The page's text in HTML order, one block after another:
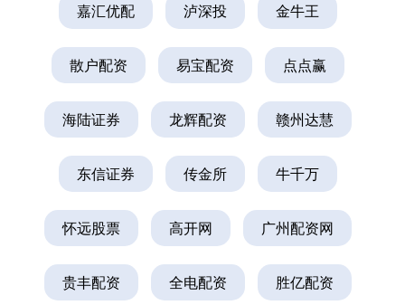
嘉汇优配 泸深投 金牛王
散户配资 易宝配资 点点赢
海陆证券 龙辉配资 赣州达慧
东信证券 传金所 牛千万
怀远股票 高开网 广州配资网
贵丰配资 全电配资 胜亿配资